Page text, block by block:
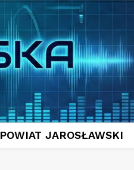
POWIAT JAROSŁAWSKI